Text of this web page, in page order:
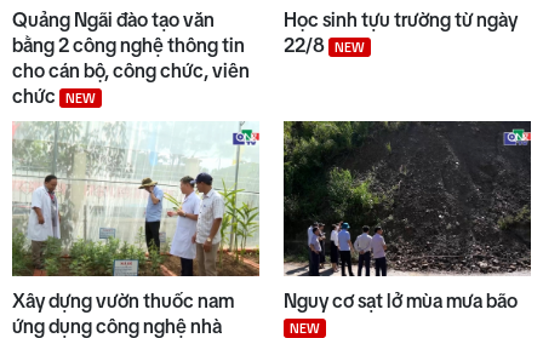
Quảng Ngãi đào tạo văn
bằng 2 công nghệ thông tin
cho cán bộ, công chức, viên
chức
NEW
Học sinh tựu trường từ ngày
22/8
NEW
Xây dựng vườn thuốc nam
ứng dụng công nghệ nhà
Nguy cơ sạt lở mùa mưa bão
NEW